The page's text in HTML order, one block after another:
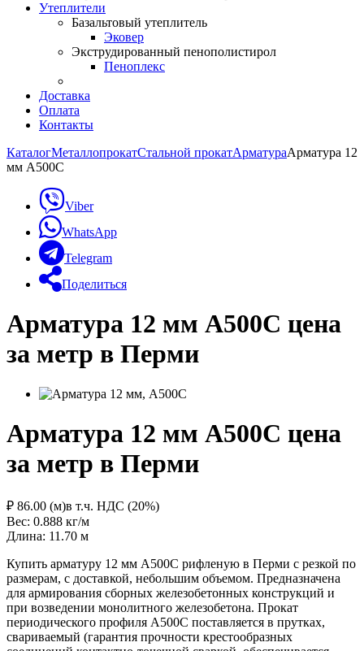
Утеплители
Базальтовый утеплитель
Эковер
Экструдированный пенополистирол
Пеноплекс
Доставка
Оплата
Контакты
КаталогМеталлопрокатСтальной прокатАрматураАрматура 12
мм А500С
Viber
WhatsApp
Telegram
Поделиться
Арматура 12 мм А500С цена
за метр в Перми
Арматура 12 мм А500С цена
за метр в Перми
₽ 86.00 (м)в т.ч. НДС (20%)
Вес: 0.888 кг/м
Длина: 11.70 м
Купить арматуру 12 мм А500С рифленую в Перми с резкой по
размерам, с доставкой, небольшим объемом. Предназначена
для армирования сборных железобетонных конструкций и
при возведении монолитного железобетона. Прокат
периодического профиля А500С поставляется в прутках,
свариваемый (гарантия прочности крестообразных